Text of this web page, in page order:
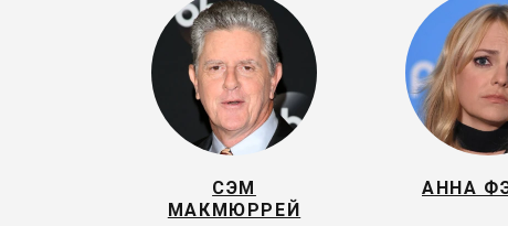
СЭМ
МАКМЮРРЕЙ
АННА